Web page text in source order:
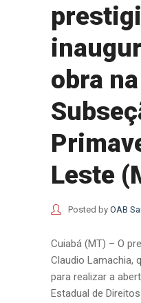
obra na
Leste
Posted by OAB
Cuiabá (MT) – O
Claudio Lamachia,
para realizar a
Estadual de